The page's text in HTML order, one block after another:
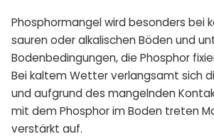
Phosphormangel wird besonders bei
sauren oder alkalischen Böden und
Bodenbedingungen, die Phosphor
Bei kaltem Wetter verlangsamt sich
und aufgrund des mangelnden
mit dem Phosphor im Boden treten
verstärkt auf.